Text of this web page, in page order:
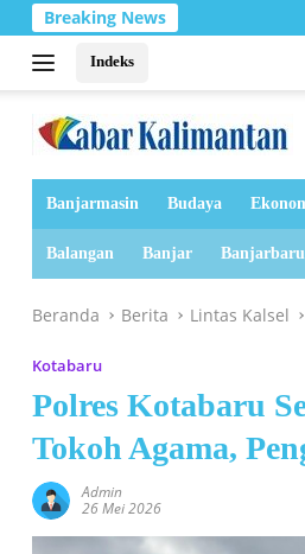
Breaking News
Indeks
Banjarmasin Budaya
Balangan Banjar Banjarbaru
Beranda Berita Lintas Kalsel
Kotabaru
Polres Kotabaru
Tokoh Agama,
Admin
26 Mei 2026